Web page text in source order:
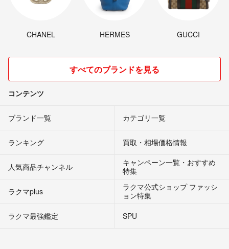
CHANEL HERMES GUCCI
すべてのブランドを見る
コンテンツ
ブランド一覧 カテゴリ一覧
ランキング 買取・相場価格情報
人気商品チャンネル
キャンペーン一覧・おすすめ
特集
ラクマplus
ラクマ公式ショップ ファッシ
ョン特集
ラクマ最強鑑定
SPU